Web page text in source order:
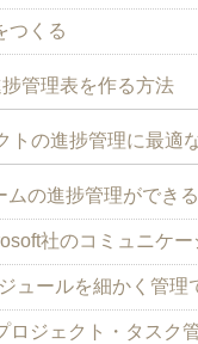
つくる
管理表を作る方法
トの進捗管理に最適
ムの進捗管理ができ
社のコミュニケ
ュールを細かく管理
ロジェクト・タスク